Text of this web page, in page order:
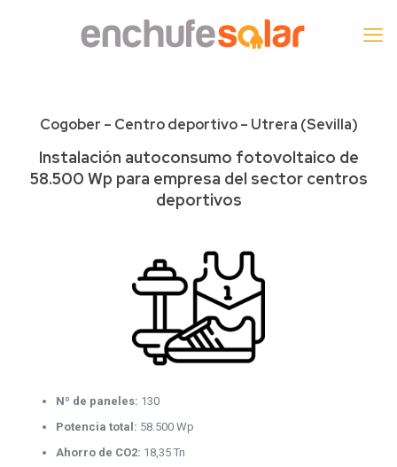
Cogober – Centro deportivo – Utrera (Sevilla)
Instalación autoconsumo fotovoltaico de
58.500 Wp para empresa del sector centros
deportivos
Nº de paneles: 130
Potencia total: 58.500 Wp
Ahorro de CO2: 18,35 Tn